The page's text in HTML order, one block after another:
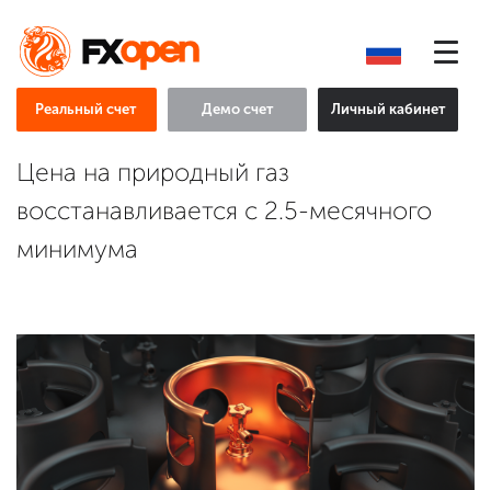
Реальный счет Демо счет Личный кабинет
Цена на природный газ
восстанавливается с 2.5-месячного
минимума